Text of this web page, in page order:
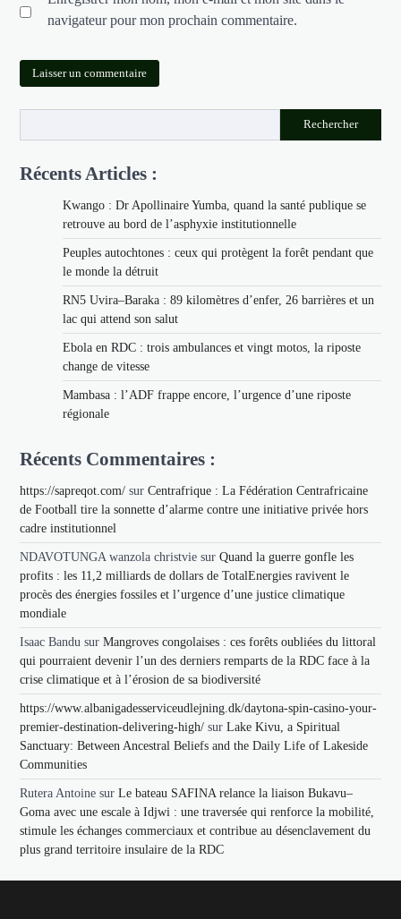
navigateur pour mon prochain commentaire.
Rechercher
Récents Articles :
Kwango : Dr Apollinaire Yumba, quand la santé publique se
retrouve au bord de l’asphyxie institutionnelle
Peuples autochtones : ceux qui protègent la forêt pendant que
le monde la détruit
RN5 Uvira–Baraka : 89 kilomètres d’enfer, 26 barrières et un
lac qui attend son salut
Ebola en RDC : trois ambulances et vingt motos, la riposte
change de vitesse
Mambasa : l’ADF frappe encore, l’urgence d’une riposte
régionale
Récents Commentaires :
https://sapreqot.com/ surCentrafrique : La Fédération Centrafricaine
de Football tire la sonnette d’alarme contre une initiative privée hors
cadre institutionnel
NDAVOTUNGA wanzola christvie surQuand la guerre gonfle les
profits : les 11,2 milliards de dollars de TotalEnergies ravivent le
procès des énergies fossiles et l’urgence d’une justice climatique
mondiale
Isaac Bandu surMangroves congolaises : ces forêts oubliées du littoral
qui pourraient devenir l’un des derniers remparts de la RDC face à la
crise climatique et à l’érosion de sa biodiversité
https://www.albanigadesserviceudlejning.dk/daytona-spin-casino-your-
premier-destination-delivering-high/ surLake Kivu, a Spiritual
Sanctuary: Between Ancestral Beliefs and the Daily Life of Lakeside
Communities
Rutera Antoine surLe bateau SAFINA relance la liaison Bukavu–
Goma avec une escale à Idjwi : une traversée qui renforce la mobilité,
stimule les échanges commerciaux et contribue au désenclavement du
plus grand territoire insulaire de la RDC